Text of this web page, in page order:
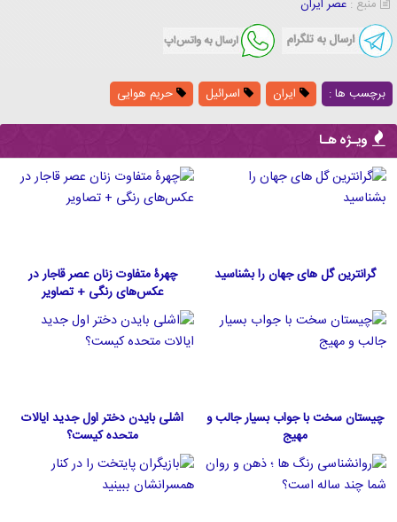
منبع : عصر ایران
برچسب ها : ایران اسرائیل حریم هوایی
ویـژه هـا
گرانترین گل های جهان را بشناسید
چهرۀ متفاوت زنان عصر قاجار در
عکس‌های رنگی + تصاویر
چیستان سخت با جواب بسیار جالب و
مهیج
اشلی بایدن دختر اول جدید ایالات
متحده كيست؟